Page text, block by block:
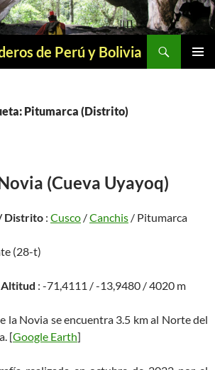
de Perú y Bolivia
Pitumarca (Distrito)
(Cueva Uyayoq)
Distrito : Cusco /Canchis / Pitumarca
(28-t)
Altitud : -71,4111 / -13,9480 / 4020 m
la Novia se encuentra 3.5 km al Norte del
[Google Earth]